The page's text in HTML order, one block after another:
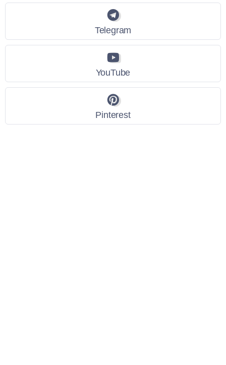
Telegram
YouTube
Pinterest